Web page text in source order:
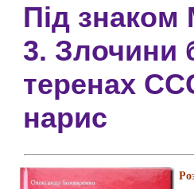
Під знаком
3. Злочини
теренах
нарис